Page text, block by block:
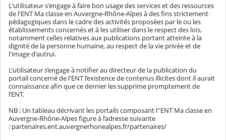
L'utilisateur s'engage à faire bon usage des services et des ressources
de l'ENT Ma classe en Auvergne-Rhône-Alpes à des fins strictement
pédagogiques dans le cadre des activités proposées par le ou les
établissements concernés et à les utiliser dans le respect des lois,
notamment celles relatives aux publications portant atteinte à la
dignité de la personne humaine, au respect de la vie privée et de
l'image d'autrui.
L’utilisateur s’engage à notifier au directeur de la publication du
portail concerné de l'ENT l’existence de contenus illicites dont il aurait
connaissance afin que ce dernier les supprime promptement de
l’ENT.
NB : Un tableau décrivant les portails composant l''ENT Ma classe en
Auvergne-Rhône-Alpes figure à l’adresse suivante
: partenaires.ent.auvergnerhonealpes.fr/partenaires/